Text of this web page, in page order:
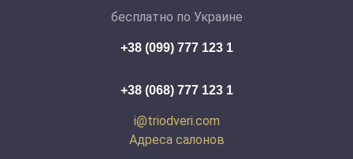
бесплатно по Украине
+38 (099) 777 123 1
+38 (068) 777 123 1
i@triodveri.com
Адреса салонов